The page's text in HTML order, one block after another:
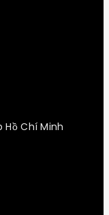
Hồ Chí Minh